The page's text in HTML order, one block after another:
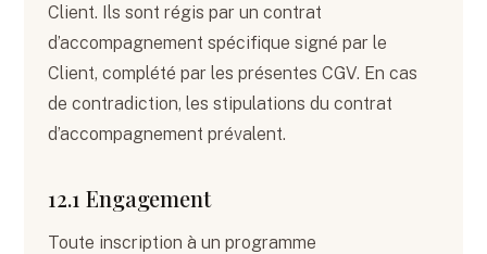
Client. Ils sont régis par un contrat
d’accompagnement spécifique signé par le
Client, complété par les présentes CGV. En cas
de contradiction, les stipulations du contrat
d’accompagnement prévalent.
12.1 Engagement
Toute inscription à un programme